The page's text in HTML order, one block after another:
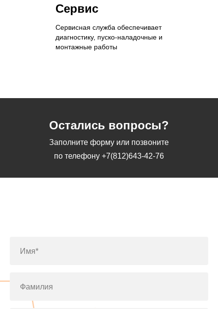
Сервис
Сервисная служба обеспечивает
диагностику, пуско-наладочные и
монтажные работы
Остались вопросы?
Заполните форму или позвоните
по телефону +7(812)643-42-76
Имя*
Фамилия